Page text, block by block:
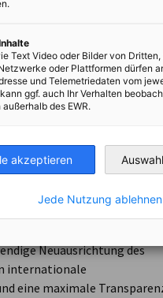
DIHK-Umfrage in
Wahlen in Ungarn
eine zweite Umfrage durch,
Unternehmen in Bezug auf
Regierung decken.
eine große
Neuausrichtung des
internationale
eine maximale
Text Video oder Bilder von
oder Plattformen dürfen
und Telemetriedaten vom
ggf. auch Ihr Verhalten
des EWR.
akzeptieren
Jede Nutzung ablehnen